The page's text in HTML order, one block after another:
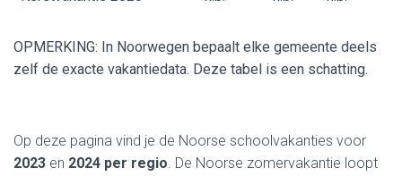
OPMERKING: In Noorwegen bepaalt elke gemeente deels
zelf de exacte vakantiedata. Deze tabel is een schatting.
Op deze pagina vind je de Noorse schoolvakanties voor
2023 en 2024 per regio. De Noorse zomervakantie loopt